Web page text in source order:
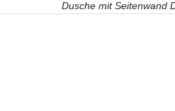
Dusche mit Seitenwand